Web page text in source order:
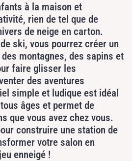
à la maison et
rien de tel que de
de neige en carton.
ski, vous pourrez créer un
montagnes, des sapins et
faire glisser les
des aventures
simple et ludique est idéal
âges et permet de
que vous avez chez vous.
construire une station de
votre salon en
enneigé !